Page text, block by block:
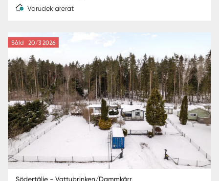
Varudeklarerat
Såld 20/3 2026
Södertälje - Vattubrinken/Dammkärr